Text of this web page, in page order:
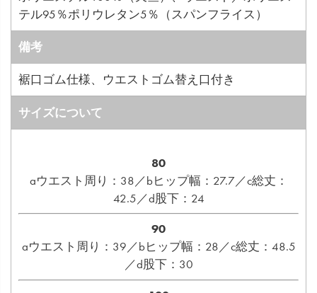
テル95％ポリウレタン5％（スパンフライス）
備考
裾口ゴム仕様、ウエストゴム替え口付き
サイズについて
80
aウエスト周り：38／bヒップ幅：27.7／c総丈：
42.5／d股下：24
90
aウエスト周り：39／bヒップ幅：28／c総丈：48.5
／d股下：30